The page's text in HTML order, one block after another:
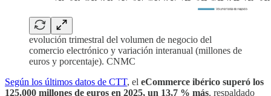
evolución trimestral del volumen de negocio del
comercio electrónico y variación interanual (millones de
euros y porcentaje). CNMC
Según los últimos datos de CTT, el eCommerce ibérico superó los
125.000 millones de euros en 2025, un 13,7 % más, respaldado